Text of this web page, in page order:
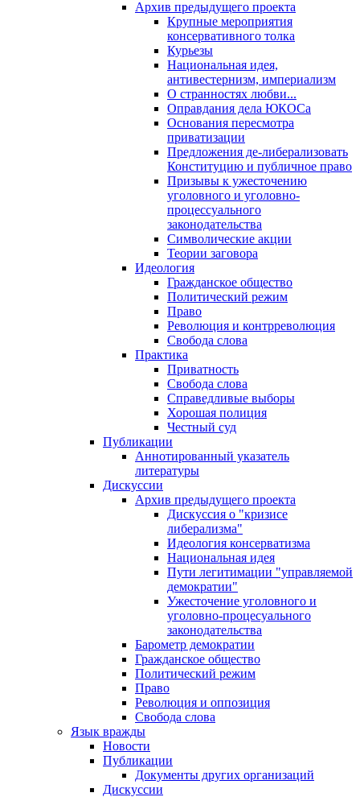
Архив предыдущего проекта
Крупные мероприятия
консервативного толка
Курьезы
Национальная идея,
антивестернизм, империализм
О странностях любви...
Оправдания дела ЮКОСа
Основания пересмотра
приватизации
Предложения де-либерализовать
Конституцию и публичное право
Призывы к ужесточению
уголовного и уголовно-
процессуального
законодательства
Символические акции
Теории заговора
Идеология
Гражданское общество
Политический режим
Право
Революция и контрреволюция
Свобода слова
Практика
Приватность
Свобода слова
Справедливые выборы
Хорошая полиция
Честный суд
Публикации
Аннотированный указатель
литературы
Дискуссии
Архив предыдущего проекта
Дискуссия о "кризисе
либерализма"
Идеология консерватизма
Национальная идея
Пути легитимации "управляемой
демократии"
Ужесточение уголовного и
уголовно-процесуального
законодательства
Барометр демократии
Гражданское общество
Политический режим
Право
Революция и оппозиция
Свобода слова
Язык вражды
Новости
Публикации
Документы других организаций
Дискуссии